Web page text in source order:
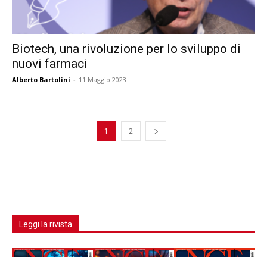
Biotech, una rivoluzione per lo sviluppo di
nuovi farmaci
Alberto Bartolini - 11 Maggio 2023
1 2
Leggi la rivista